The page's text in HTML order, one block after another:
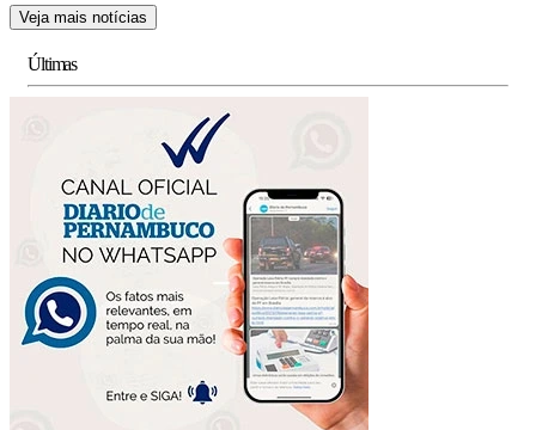
Veja mais notícias
Últimas